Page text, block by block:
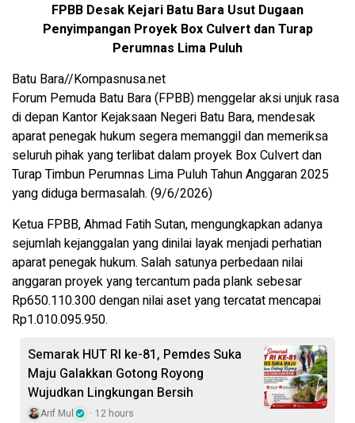
FPBB Desak Kejari Batu Bara Usut Dugaan
Penyimpangan Proyek Box Culvert dan Turap
Perumnas Lima Puluh
Batu Bara//Kompasnusa.net
Forum Pemuda Batu Bara (FPBB) menggelar aksi unjuk rasa
di depan Kantor Kejaksaan Negeri Batu Bara, mendesak
aparat penegak hukum segera memanggil dan memeriksa
seluruh pihak yang terlibat dalam proyek Box Culvert dan
Turap Timbun Perumnas Lima Puluh Tahun Anggaran 2025
yang diduga bermasalah. (9/6/2026)
Ketua FPBB, Ahmad Fatih Sutan, mengungkapkan adanya
sejumlah kejanggalan yang dinilai layak menjadi perhatian
aparat penegak hukum. Salah satunya perbedaan nilai
anggaran proyek yang tercantum pada plank sebesar
Rp650.110.300 dengan nilai aset yang tercatat mencapai
Rp1.010.095.950.
Semarak HUT RI ke-81, Pemdes Suka
Maju Galakkan Gotong Royong
Wujudkan Lingkungan Bersih
Arif Mul 12 hours